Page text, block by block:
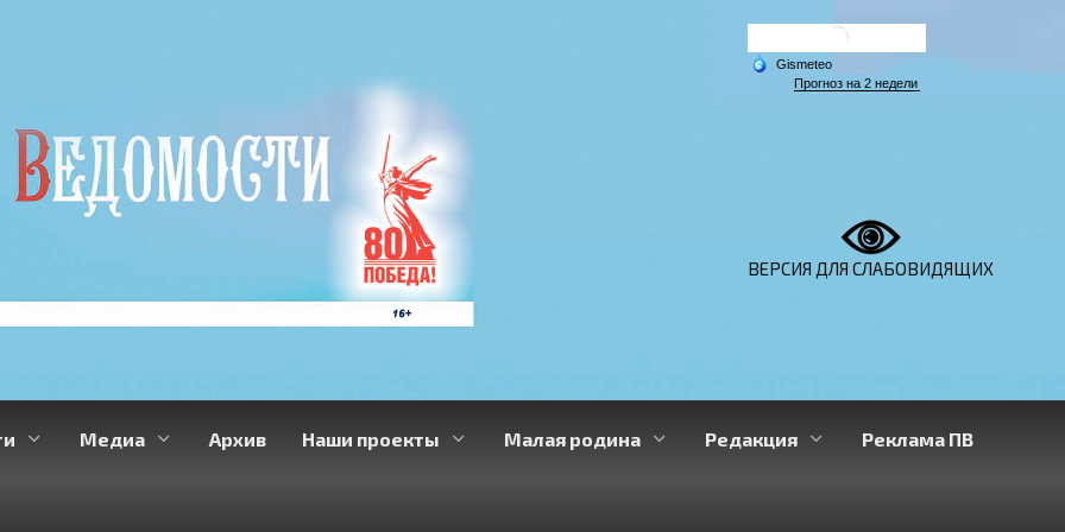
ВЕРСИЯ ДЛЯ СЛАБОВИДЯЩИХ
Медиа Архив Наши проекты Малая родина Редакция Реклама ПВ